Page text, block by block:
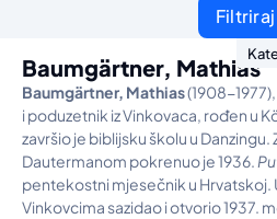
Filtriraj
Baumgärtner, Mathias
Baumgärtner, Mathias(1908-
i poduzetnik iz Vinkovaca, rođen u
završio je biblijsku školu u
Dautermanom pokrenuo je 1936.
pentekostni mjesečnik u Hrvatskoj.
Vinkovcima sazidao i otvorio 1937.